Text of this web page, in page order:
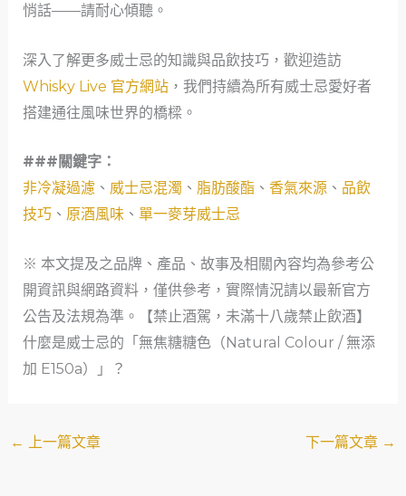
悄話——請耐心傾聽。
深入了解更多威士忌的知識與品飲技巧，歡迎造訪
Whisky Live 官方網站，我們持續為所有威士忌愛好者
搭建通往風味世界的橋樑。
###關鍵字：
非冷凝過濾 、 威士忌混濁 、 脂肪酸酯、 香氣來源、 品飲
技巧、 原酒風味、 單一麥芽威士忌
※ 本文提及之品牌、產品、故事及相關內容均為參考公
開資訊與網路資料，僅供參考，實際情況請以最新官方
公告及法規為準。【禁止酒駕，未滿十八歲禁止飲酒】
什麼是威士忌的「無焦糖糖色（Natural Colour / 無添
加 E150a）」？
← 上一篇文章 下一篇文章 →